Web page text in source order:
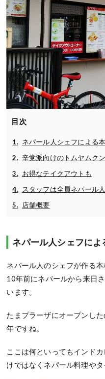
目次
ネパール人シェフによる
辛党派向けのトムヤムク
お得なテイクアウトも
スタッフは全員ネパール人
店舗概要
ネパール人シェフに
ネパール人のシェフが作る
10年前にネパールから来日
います。
たまプラーザにオープンし
年ですね。
ここは何といってもインド
けではなくネパール料理や